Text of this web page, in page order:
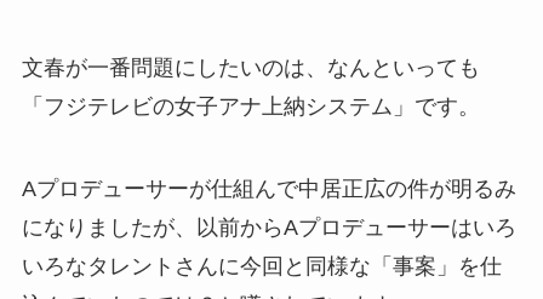
文春が一番問題にしたいのは、なんといっても
「フジテレビの女子アナ上納システム」です。
Aプロデューサーが仕組んで中居正広の件が明るみ
になりましたが、以前からAプロデューサーはいろ
いろなタレントさんに今回と同様な「事案」を仕